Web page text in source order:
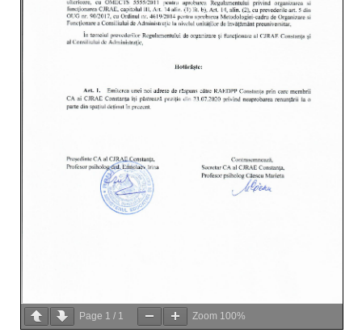
Page 1 / 1 Zoom 100%